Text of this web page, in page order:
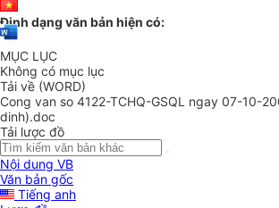
Định dạng văn bản hiện có:
MỤC LỤC
Không có mục lục
Tải về (WORD)
Cong van so 4122-TCHQ-GSQL ngay 07-10-
dinh).doc
Tải lược đồ
Nội dung VB
Văn bản gốc
Tiếng anh